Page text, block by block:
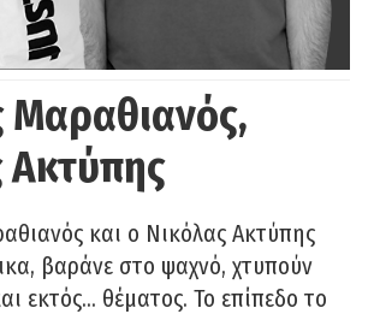
Μαραθιανός,
Ακτύπης
και ο Νικόλας Ακτύπης
βαράνε στο ψαχνό, χτυπούν
εκτός… θέματος. Το επίπεδο το